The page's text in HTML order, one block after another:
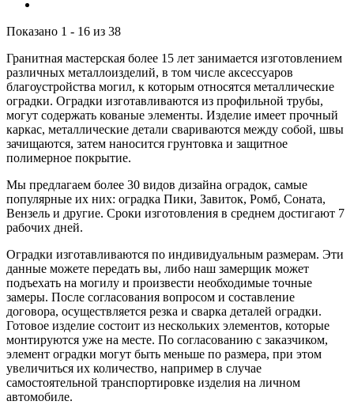
Показано 1 - 16 из 38
Гранитная мастерская более 15 лет занимается изготовлением
различных металлоизделий, в том числе аксессуаров
благоустройства могил, к которым относятся металлические
оградки. Оградки изготавливаются из профильной трубы,
могут содержать кованые элементы. Изделие имеет прочный
каркас, металлические детали свариваются между собой, швы
зачищаются, затем наносится грунтовка и защитное
полимерное покрытие.
Мы предлагаем более 30 видов дизайна оградок, самые
популярные их них: оградка Пики, Завиток, Ромб, Соната,
Вензель и другие. Сроки изготовления в среднем достигают 7
рабочих дней.
Оградки изготавливаются по индивидуальным размерам. Эти
данные можете передать вы, либо наш замерщик может
подъехать на могилу и произвести необходимые точные
замеры. После согласования вопросом и составление
договора, осуществляется резка и сварка деталей оградки.
Готовое изделие состоит из нескольких элементов, которые
монтируются уже на месте. По согласованию с заказчиком,
элемент оградки могут быть меньше по размера, при этом
увеличиться их количество, например в случае
самостоятельной транспортировке изделия на личном
автомобиле.